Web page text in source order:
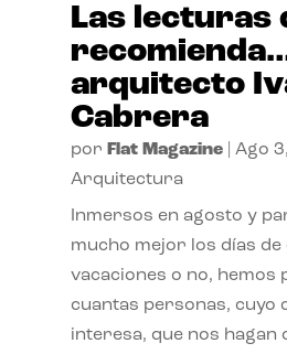
Las lecturas
arquitecto
Cabrera
por Flat Magazine| Ago
Arquitectura
Inmersos en agosto y
mucho mejor los días de
vacaciones o no, hemos
cuantas personas, cuyo
interesa, que nos hagan